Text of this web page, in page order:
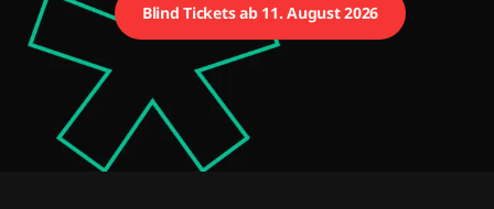
Blind Tickets ab 11. August 2026